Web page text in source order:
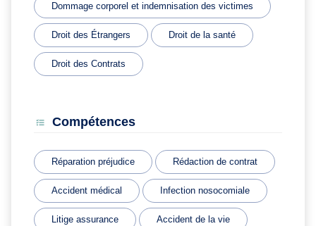
Dommage corporel et indemnisation des victimes
Droit des Étrangers Droit de la santé
Droit des Contrats
Compétences
Réparation préjudice Rédaction de contrat
Accident médical Infection nosocomiale
Litige assurance Accident de la vie